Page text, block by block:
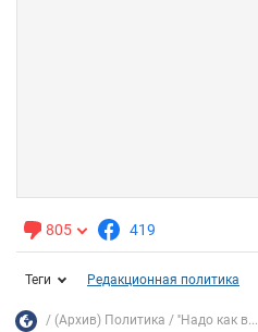
805 419
Теги Редакционная политика
(Архив) Политика ''Надо как в...